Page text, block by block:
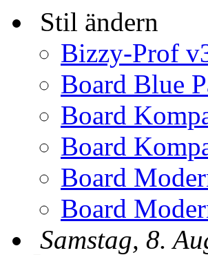
Stil ändern
Bizzy-Prof
Board Blue
Board
Board
Board
Board
Samstag, 8.